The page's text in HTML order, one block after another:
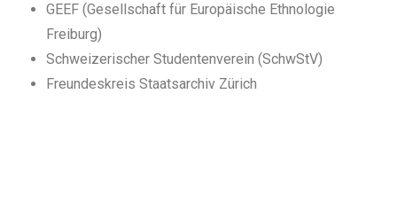
GEEF (Gesellschaft für Europäische Ethnologie
Freiburg)
Schweizerischer Studentenverein (SchwStV)
Freundeskreis Staatsarchiv Zürich